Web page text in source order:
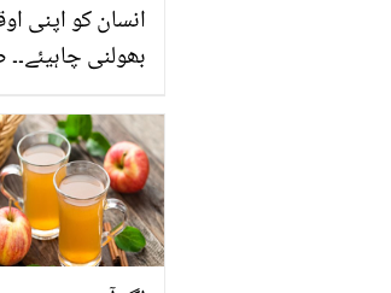
انسان کو اپنی
بھولنی
میں پھر سے
گئی؟ انسٹاگرام
وار